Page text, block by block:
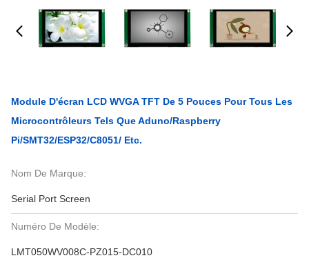
Module D'écran LCD WVGA TFT De 5 Pouces Pour Tous Les
Microcontrôleurs Tels Que Aduno/Raspberry
Pi/SMT32/ESP32/C8051/ Etc.
Nom De Marque:
Serial Port Screen
Numéro De Modèle:
LMT050WV008C-PZ015-DC010